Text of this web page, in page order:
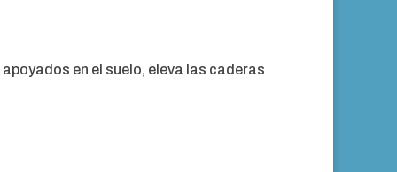
en el suelo, eleva las caderas